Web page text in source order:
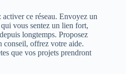
ce réseau. Envoyez un
vous sentez un lien fort,
longtemps. Proposez
conseil, offrez votre aide.
que vos projets prendront